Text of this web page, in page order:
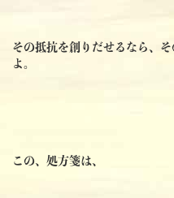
その抵抗を創りだせるなら、
よ。
この、処方箋は、